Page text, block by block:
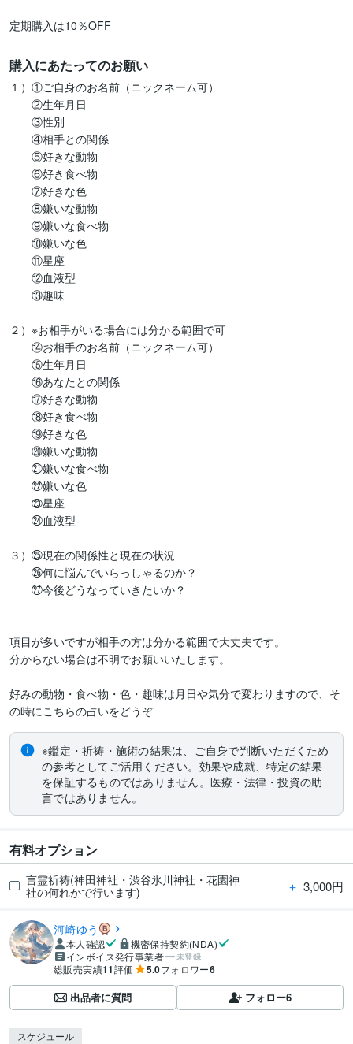
定期購入は10％OFF
購入にあたってのお願い
１）①ご自身のお名前（ニックネーム可）
②生年月日
③性別
④相手との関係
⑤好きな動物
⑥好き食べ物
⑦好きな色
⑧嫌いな動物
⑨嫌いな食べ物
⑩嫌いな色
⑪星座
⑫血液型
⑬趣味
２）※お相手がいる場合には分かる範囲で可
⑭お相手のお名前（ニックネーム可）
⑮生年月日
⑯あなたとの関係
⑰好きな動物
⑱好き食べ物
⑲好きな色
⑳嫌いな動物
㉑嫌いな食べ物
㉒嫌いな色
㉓星座
㉔血液型
３）㉕現在の関係性と現在の状況
㉖何に悩んでいらっしゃるのか？
㉗今後どうなっていきたいか？
項目が多いですが相手の方は分かる範囲で大丈夫です。
分からない場合は不明でお願いいたします。
好みの動物・食べ物・色・趣味は月日や気分で変わりますので、そ
の時にこちらの占いをどうぞ
※鑑定・祈祷・施術の結果は、ご自身で判断いただくため
の参考としてご活用ください。効果や成就、特定の結果
を保証するものではありません。医療・法律・投資の助
言ではありません。
有料オプション
言霊祈祷(神田神社・渋谷氷川神社・花園神
社の何れかで行います)
＋ 3,000円
河崎ゆう
本人確認
機密保持契約(NDA)
インボイス発行事業者
未登録
総販売実績11評価 5.0フォロワー6
出品者に質問 フォロー6
スケジュール